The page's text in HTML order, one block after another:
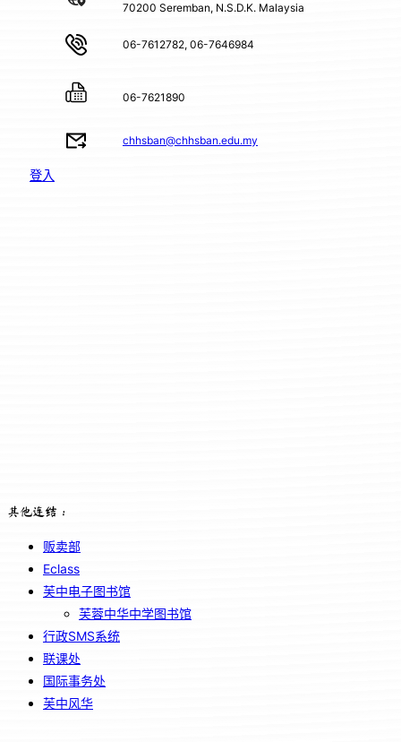
70200 Seremban, N.S.D.K. Malaysia
06-7612782, 06-7646984
06-7621890
chhsban@chhsban.edu.my
登入
其他连结：
贩卖部
Eclass
芙中电子图书馆
芙蓉中华中学图书馆
行政SMS系统
联课处
国际事务处
芙中风华